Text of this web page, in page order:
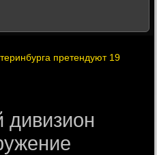
претендуют 19
дивизион